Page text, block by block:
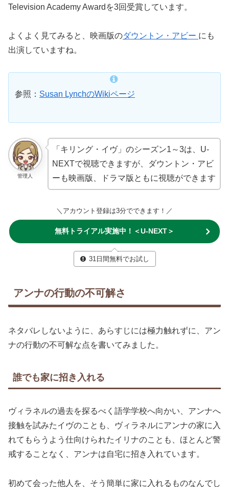
Television Academy Awardを3回受賞しています。
よくよく見てみると、映画版のダウントン・アビー にも
出演していますね。
参照： Susan LynchのWikiページ
管理人
「キリング・イヴ」のシーズン1～3は、U-
NEXTで視聴できますが、ダウントン・アビ
ーも映画版、ドラマ版ともに視聴ができます
＼アカウント登録は3分でできます！／
無料トライアル実施中！＜U-NEXT＞
31日間無料でお試し
アンナの行動の不可解さ
ネタバレしないように、あらすじには極力触れずに、アン
ナの行動の不可解な点を書いてみました。
誰でも家に招き入れる
ヴィラネルの過去を探るべく語学学校へ向かい、アンナへ
接触を試みたイヴのことも、ヴィラネルにアンナの家に入
れてもらうよう仕向けられたイリナのことも、ほとんど警
戒することなく、アンナは自宅に招き入れています。
初めて会った他人を、そう簡単に家に入れるものなんでし